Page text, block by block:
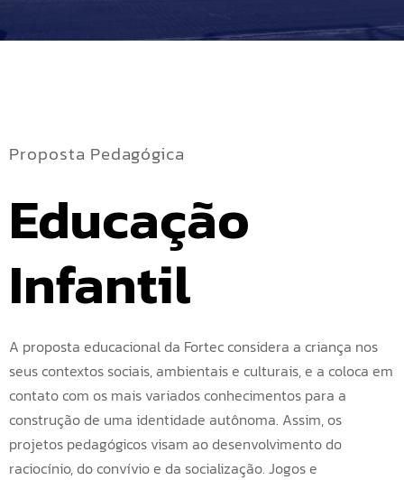
Proposta Pedagógica
Educação
Infantil
A proposta educacional da Fortec considera a criança nos
seus contextos sociais, ambientais e culturais, e a coloca em
contato com os mais variados conhecimentos para a
construção de uma identidade autônoma. Assim, os
projetos pedagógicos visam ao desenvolvimento do
raciocínio, do convívio e da socialização. Jogos e